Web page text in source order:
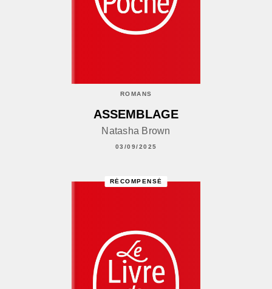
ROMANS
ASSEMBLAGE
Natasha Brown
03/09/2025
RÉCOMPENSÉ